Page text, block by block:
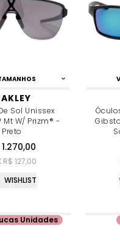
Sol Unissex
W/ Prizm® -
Preto
1.270,00
R$ 127,00
WISHLIST
Unidades